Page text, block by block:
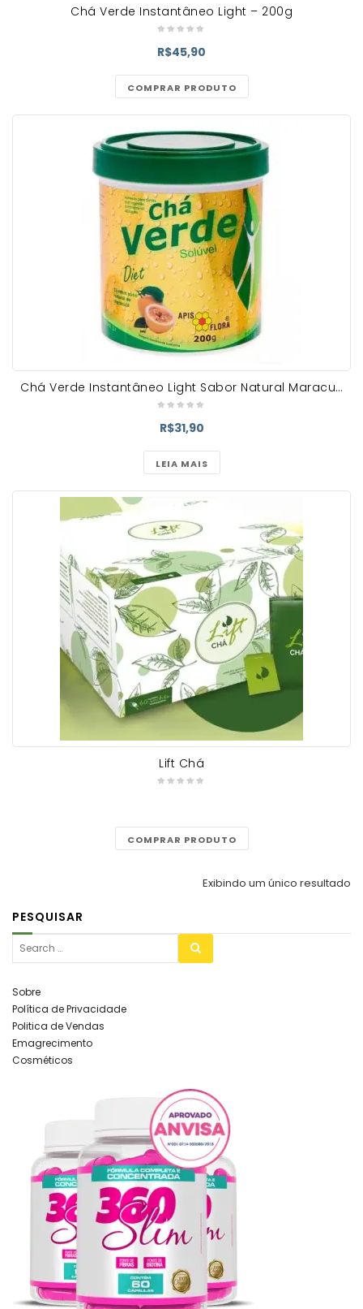
Chá Verde Instantâneo Light – 200g
R$45,90
COMPRAR PRODUTO
Chá Verde Instantâneo Light Sabor Natural Maracujá – 200g
R$31,90
LEIA MAIS
Lift Chá
COMPRAR PRODUTO
Exibindo um único resultado
PESQUISAR
Sobre
Política de Privacidade
Politica de Vendas
Emagrecimento
Cosméticos